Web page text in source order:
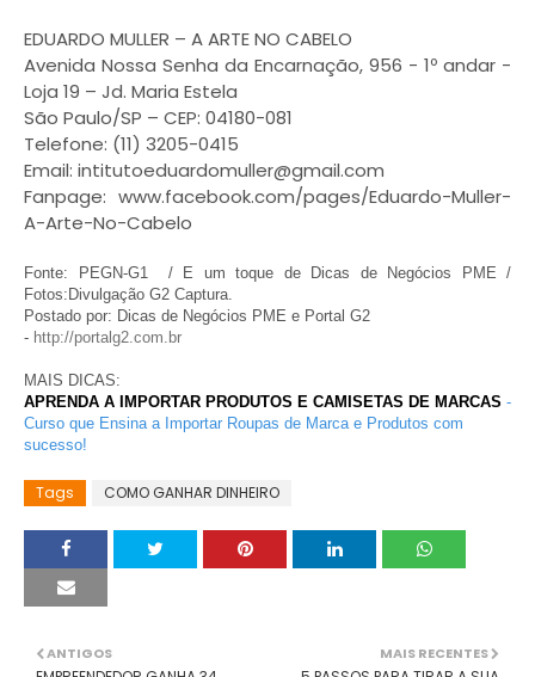
EDUARDO MULLER – A ARTE NO CABELO
Avenida Nossa Senha da Encarnação, 956 - 1º andar -
Loja 19 – Jd. Maria Estela
São Paulo/SP – CEP: 04180-081
Telefone: (11) 3205-0415
Email: intitutoeduardomuller@gmail.com
Fanpage: www.facebook.com/pages/Eduardo-Muller-
A-Arte-No-Cabelo
Fonte: PEGN-G1
/ E um toque de Dicas de Negócios PME /
Fotos:Divulgação G2 Captura.
Postado por: Dicas de Negócios PME e Portal G2
- http://portalg2.com.br
MAIS DICAS:
APRENDA A IMPORTAR PRODUTOS E CAMISETAS DE MARCAS -
Curso que Ensina a Importar Roupas de Marca e Produtos com
sucesso!
Tags COMO GANHAR DINHEIRO
MAIS RECENTES
ANTIGOS